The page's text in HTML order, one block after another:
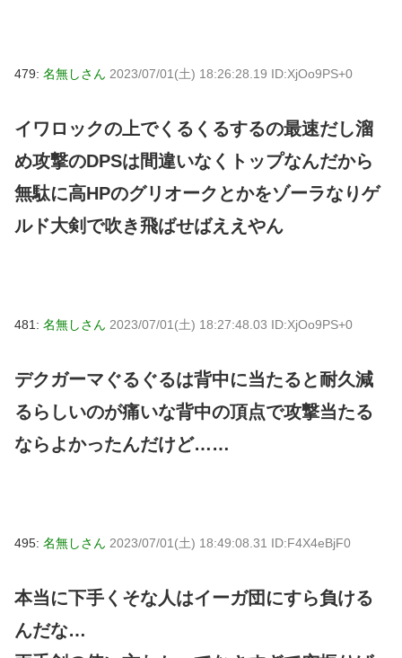
479: 名無しさん 2023/07/01(土) 18:26:28.19 ID:XjOo9PS+0
イワロックの上でくるくるするの最速だし溜
め攻撃のDPSは間違いなくトップなんだから
無駄に高HPのグリオークとかをゾーラなりゲ
ルド大剣で吹き飛ばせばええやん
481: 名無しさん 2023/07/01(土) 18:27:48.03 ID:XjOo9PS+0
デクガーマぐるぐるは背中に当たると耐久減
るらしいのが痛いな背中の頂点で攻撃当たる
ならよかったんだけど……
495: 名無しさん 2023/07/01(土) 18:49:08.31 ID:F4X4eBjF0
本当に下手くそな人はイーガ団にすら負ける
んだな…